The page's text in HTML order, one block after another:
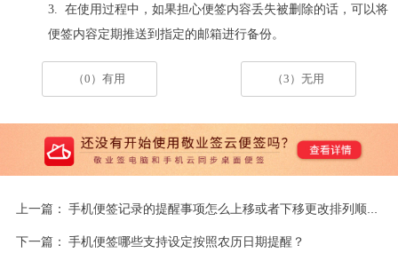
3. 在使用过程中，如果担心便签内容丢失被删除的话，可以将
便签内容定期推送到指定的邮箱进行备份。
（0）有用 （3）无用
上一篇： 手机便签记录的提醒事项怎么上移或者下移更改排列顺序？
下一篇： 手机便签哪些支持设定按照农历日期提醒？